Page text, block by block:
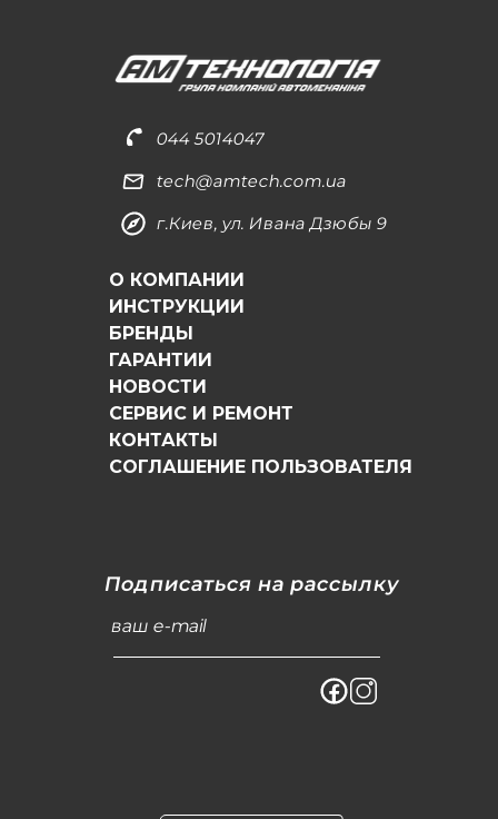
044 5014047
tech@amtech.com.ua
г.Киев, ул. Ивана Дзюбы 9
О КОМПАНИИ
ИНСТРУКЦИИ
БРЕНДЫ
ГАРАНТИИ
НОВОСТИ
СЕРВИС И РЕМОНТ
КОНТАКТЫ
СОГЛАШЕНИЕ ПОЛЬЗОВАТЕЛЯ
Подписаться на рассылку
ваш e-mail